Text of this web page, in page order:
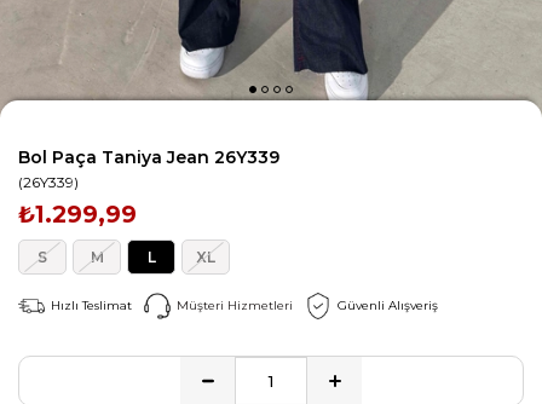
Bol Paça Taniya Jean 26Y339
(26Y339)
₺1.299,99
S M L XL
Hızlı Teslimat Müşteri Hizmetleri Güvenli Alışveriş